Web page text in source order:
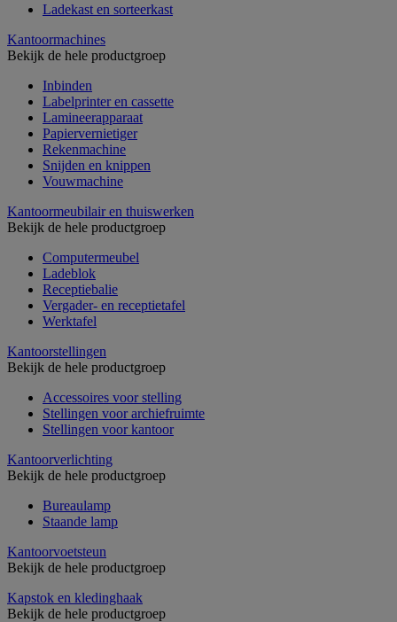
Ladekast en sorteerkast
Kantoormachines
Bekijk de hele productgroep
Inbinden
Labelprinter en cassette
Lamineerapparaat
Papiervernietiger
Rekenmachine
Snijden en knippen
Vouwmachine
Kantoormeubilair en thuiswerken
Bekijk de hele productgroep
Computermeubel
Ladeblok
Receptiebalie
Vergader- en receptietafel
Werktafel
Kantoorstellingen
Bekijk de hele productgroep
Accessoires voor stelling
Stellingen voor archiefruimte
Stellingen voor kantoor
Kantoorverlichting
Bekijk de hele productgroep
Bureaulamp
Staande lamp
Kantoorvoetsteun
Bekijk de hele productgroep
Kapstok en kledinghaak
Bekijk de hele productgroep